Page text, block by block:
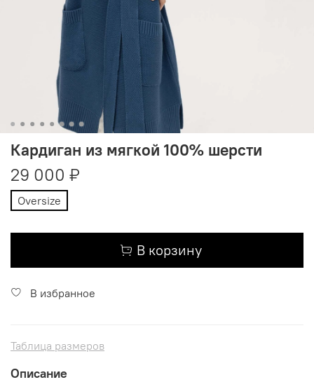
Кардиган из мягкой 100% шерсти
29 000 ₽
Oversize
В корзину
В избранное
Таблица размеров
Описание